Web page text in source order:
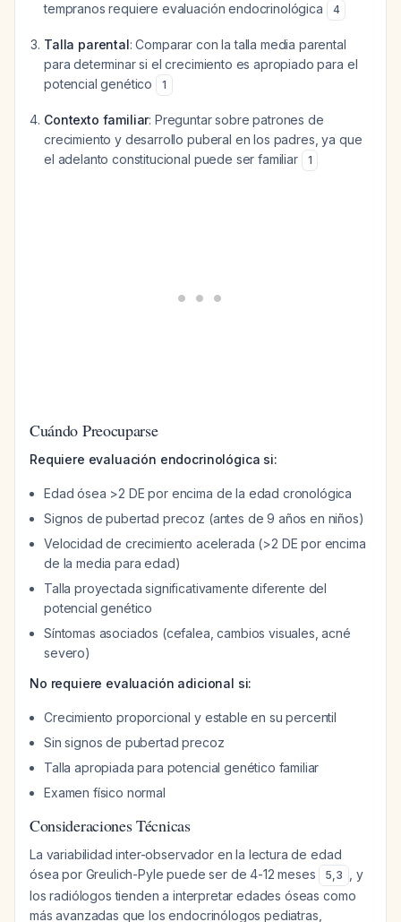
tempranos requiere evaluación endocrinológica
4
Talla parental: Comparar con la talla media parental
para determinar si el crecimiento es apropiado para el
potencial genético
1
Contexto familiar: Preguntar sobre patrones de
crecimiento y desarrollo puberal en los padres, ya que
el adelanto constitucional puede ser familiar
1
Cuándo Preocuparse
Requiere evaluación endocrinológica si:
Edad ósea >2 DE por encima de la edad cronológica
Signos de pubertad precoz (antes de 9 años en niños)
Velocidad de crecimiento acelerada (>2 DE por encima
de la media para edad)
Talla proyectada significativamente diferente del
potencial genético
Síntomas asociados (cefalea, cambios visuales, acné
severo)
No requiere evaluación adicional si:
Crecimiento proporcional y estable en su percentil
Sin signos de pubertad precoz
Talla apropiada para potencial genético familiar
Examen físico normal
Consideraciones Técnicas
La variabilidad inter-observador en la lectura de edad
ósea por Greulich-Pyle puede ser de 4-12 meses
5,3
, y
los radiólogos tienden a interpretar edades óseas como
más avanzadas que los endocrinólogos pediatras,